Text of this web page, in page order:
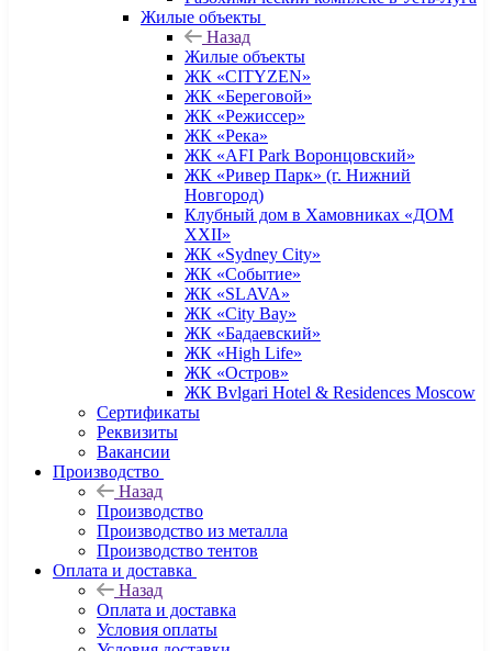
Жилые объекты
Назад
Жилые объекты
ЖК «CITYZEN»
ЖК «Береговой»
ЖК «Режиссер»
ЖК «Река»
ЖК «AFI Park Воронцовский»
ЖК «Ривер Парк» (г. Нижний
Новгород)
Клубный дом в Хамовниках «ДОМ
XXII»
ЖК «Sydney City»
ЖК «Событие»
ЖК «SLAVA»
ЖК «City Bay»
ЖК «Бадаевский»
ЖК «High Life»
ЖК «Остров»
ЖК Bvlgari Hotel & Residences Moscow
Сертификаты
Реквизиты
Вакансии
Производство
Назад
Производство
Производство из металла
Производство тентов
Оплата и доставка
Назад
Оплата и доставка
Условия оплаты